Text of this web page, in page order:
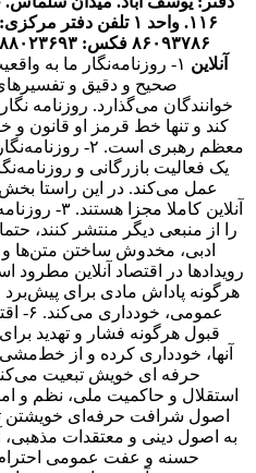
۱۱۶. واحد ۱
۸۶۰۹۳۷۸۶ فکس: ۸۸۰۲۳۶۹۳
آنلاین
۱- روزنامه‌نگار ما به
صحیح و دقیق و
خوانندگان می‌گذارد. روزنامه
کند و تنها خط قرمز او
معظم رهبری
یک فعالیت بازرگانی و
عمل می‌کند. در این راستا
آنلاین کاملا
ادبی، مخدوش ساختن متن‌ها
هرگونه پاداش مادی برای
قبول هرگونه فشار و تهدید
آنها، خودداری کرده و از
استقلال و حاکمیت ملی، نظم و
به اصول دینی و معتقدات
حسنه و عفت عمومی